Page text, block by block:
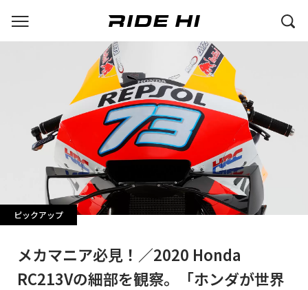
ピックアップ
メカマニア必見！／2020 Honda
RC213Vの細部を観察。「ホンダが世界